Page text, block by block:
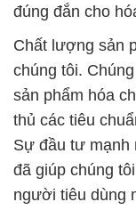
đúng đắn cho
Chất lượng sản
chúng tôi.
sản phẩm hóa
thủ các tiêu
Sự đầu tư mạnh
đã giúp chúng
người tiêu dùng